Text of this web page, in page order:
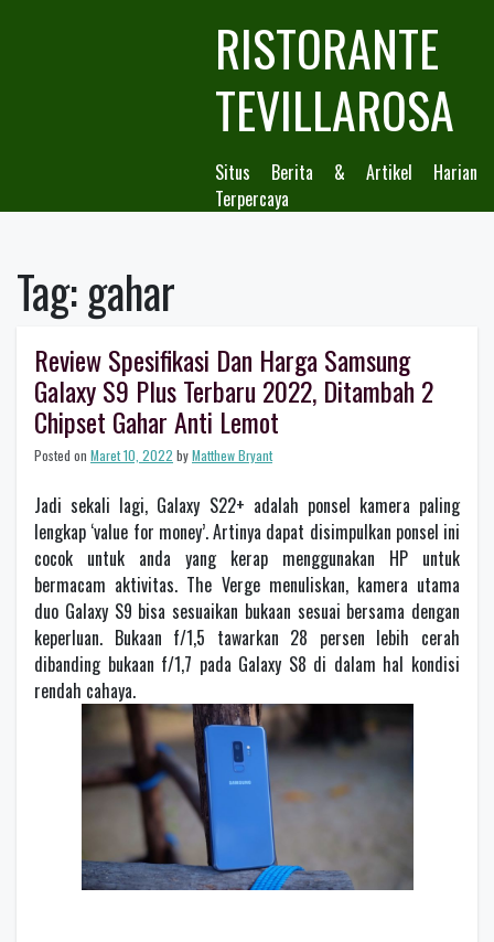
RISTORANTE
TEVILLAROSA
Situs Berita & Artikel Harian
Terpercaya
Tag:gahar
Review Spesifikasi Dan Harga Samsung
Galaxy S9 Plus Terbaru 2022, Ditambah 2
Chipset Gahar Anti Lemot
Posted on Maret 10, 2022 byMatthew Bryant
Jadi sekali lagi, Galaxy S22+ adalah ponsel kamera paling
lengkap ‘value for money’. Artinya dapat disimpulkan ponsel ini
cocok untuk anda yang kerap menggunakan HP untuk
bermacam aktivitas. The Verge menuliskan, kamera utama
duo Galaxy S9 bisa sesuaikan bukaan sesuai bersama dengan
keperluan. Bukaan f/1,5 tawarkan 28 persen lebih cerah
dibanding bukaan f/1,7 pada Galaxy S8 di dalam hal kondisi
rendah cahaya.